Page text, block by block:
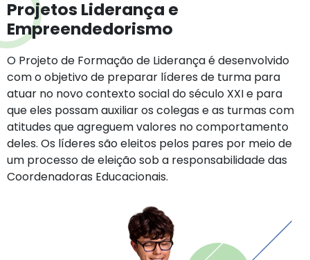
Projetos Liderança e
Empreendedorismo
O Projeto de Formação de Liderança é desenvolvido
com o objetivo de preparar líderes de turma para
atuar no novo contexto social do século XXI e para
que eles possam auxiliar os colegas e as turmas com
atitudes que agreguem valores no comportamento
deles. Os líderes são eleitos pelos pares por meio de
um processo de eleição sob a responsabilidade das
Coordenadoras Educacionais.